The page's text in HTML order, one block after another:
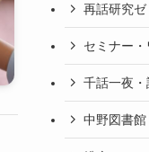
再話研究ゼ
セミナー
千話一夜・
中野図書館